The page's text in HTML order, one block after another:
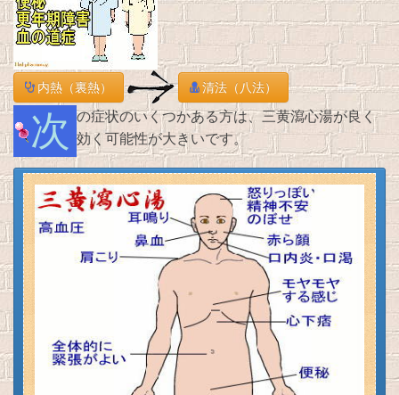
内熱（裏熱） 清法（八法）
次の症状のいくつかある方は、三黄瀉心湯が良く 効く可能性が大きいです。